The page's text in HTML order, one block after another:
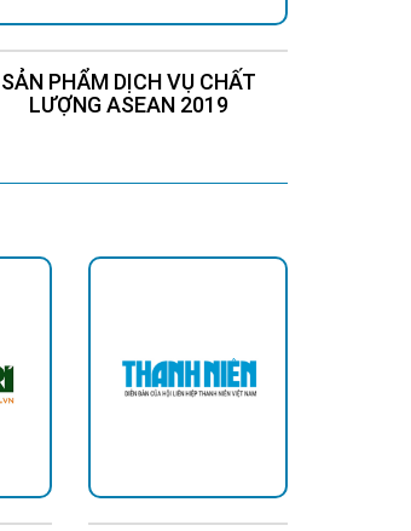
SẢN PHẨM DỊCH VỤ CHẤT
LƯỢNG ASEAN 2019